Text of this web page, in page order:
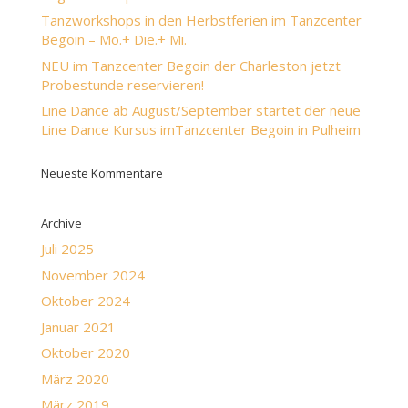
Tanzworkshops in den Herbstferien im Tanzcenter
Begoin – Mo.+ Die.+ Mi.
NEU im Tanzcenter Begoin der Charleston jetzt
Probestunde reservieren!
Line Dance ab August/September startet der neue
Line Dance Kursus imTanzcenter Begoin in Pulheim
Neueste Kommentare
Archive
Juli 2025
November 2024
Oktober 2024
Januar 2021
Oktober 2020
März 2020
März 2019